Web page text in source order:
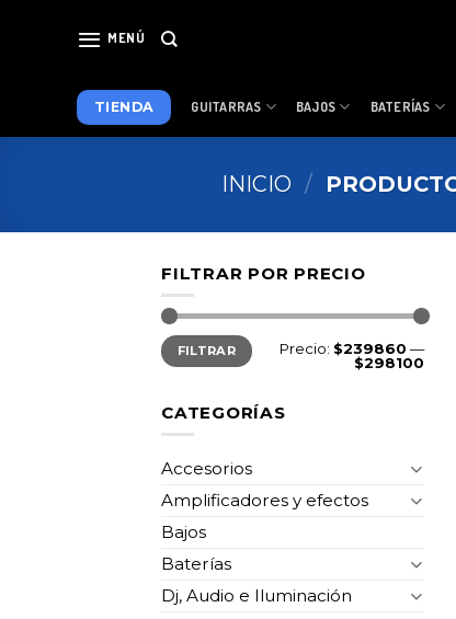
MENÚ
TIENDA GUITARRAS BAJOS BATERÍAS
INICIO /
FILTRAR POR PRECIO
Precio
mínimo
Precio
máximo
FILTRAR Precio: $239860 —
$298100
CATEGORÍAS
Accesorios
Amplificadores y efectos
Bajos
Baterías
Dj, Audio e Iluminación